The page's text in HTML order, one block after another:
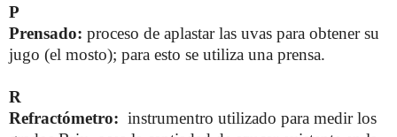
P
Prensado: proceso de aplastar las uvas para obtener su
jugo (el mosto); para esto se utiliza una prensa.
R
Refractómetro: instrumentro utilizado para medir los